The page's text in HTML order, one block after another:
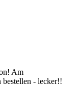
Am
bestellen - lecker!!